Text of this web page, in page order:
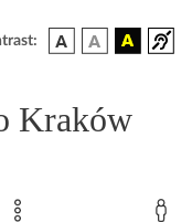
Kraków